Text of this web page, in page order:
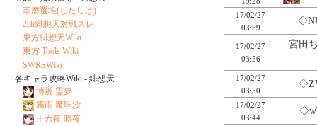
17/02/27
03:59
17/02/27
03:56
宮田
17/02/27
03:50
17/02/27
03:44
萃磨選堆(したらば)
2ch緋想天対戦スレ
東方緋想天Wiki
東方 Tools Wiki
SWRSWiki
各キャラ攻略Wiki - 緋想天
博麗 霊夢
霧雨 魔理沙
十六夜 咲夜